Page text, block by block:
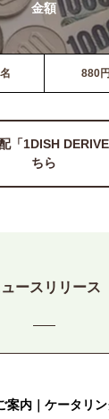
金額
880
「1DISH
ちら
ースリリース
案内｜ケータリ